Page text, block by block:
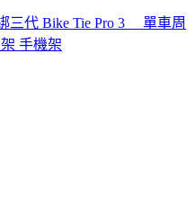
代 Bike Tie Pro 3 __單車周
手機架